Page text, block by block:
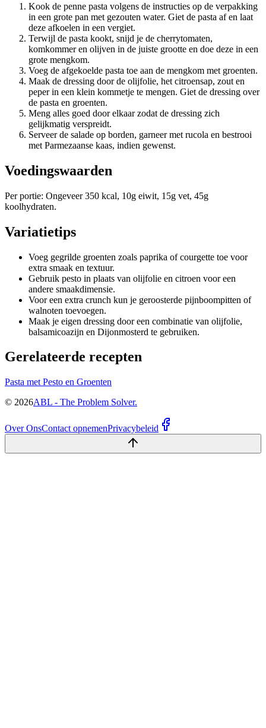
Kook de penne pasta volgens de instructies op de verpakking
in een grote pan met gezouten water. Giet de pasta af en laat
deze afkoelen in een vergiet.
Terwijl de pasta kookt, snijd je de cherrytomaten,
komkommer en olijven in de juiste grootte en doe deze in een
grote mengkom.
Voeg de afgekoelde pasta toe aan de mengkom met groenten.
Maak de dressing door de olijfolie, het citroensap, zout en
peper in een klein kommetje te mengen. Giet de dressing over
de pasta en groenten.
Meng alles goed door elkaar zodat de dressing zich
gelijkmatig verspreidt.
Serveer de salade op borden, garneer met rucola en bestrooi
met Parmezaanse kaas, indien gewenst.
Voedingswaarden
Per portie: Ongeveer 350 kcal, 10g eiwit, 15g vet, 45g
koolhydraten.
Variatietips
Voeg gegrilde groenten zoals paprika of courgette toe voor
extra smaak en textuur.
Gebruik pesto in plaats van olijfolie en citroen voor een
andere smaakdimensie.
Voor een extra crunch kun je geroosterde pijnboompitten of
walnoten toevoegen.
Maak je eigen dressing door een combinatie van olijfolie,
balsamicoazijn en Dijonmosterd te gebruiken.
Gerelateerde recepten
Pasta met Pesto en Groenten
© 2026ABL - The Problem Solver.
Over OnsContact opnemenPrivacybeleid